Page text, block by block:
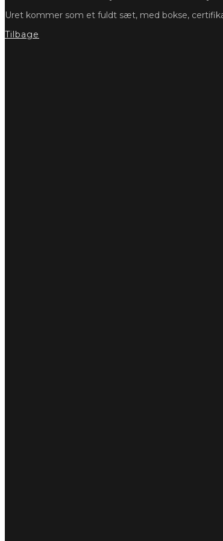
Uret kommer som et fuldt sæt, med bokse,
Tilbage